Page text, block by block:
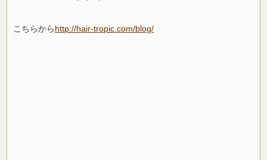
こちらからhttp://hair-tropic.com/blog/